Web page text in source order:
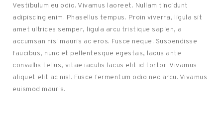
Vestibulum eu odio. Vivamus laoreet. Nullam tincidunt
adipiscing enim. Phasellus tempus. Proin viverra, ligula sit
amet ultrices semper, ligula arcu tristique sapien, a
accumsan nisi mauris ac eros. Fusce neque. Suspendisse
faucibus, nunc et pellentesque egestas, lacus ante
convallis tellus, vitae iaculis lacus elit id tortor. Vivamus
aliquet elit ac nisl. Fusce fermentum odio nec arcu. Vivamus
euismod mauris.